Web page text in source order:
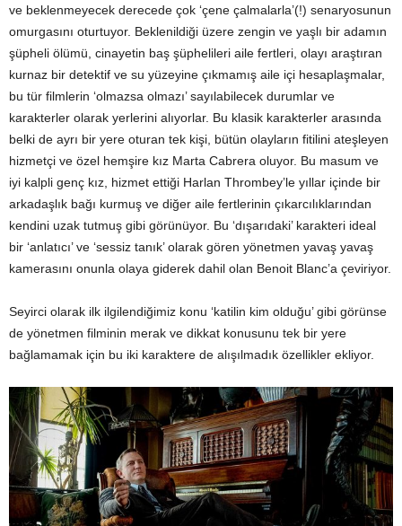
ve beklenmeyecek derecede çok ‘çene çalmalarla’(!) senaryosunun
omurgasını oturtuyor. Beklenildiği üzere zengin ve yaşlı bir adamın
şüpheli ölümü, cinayetin baş şüphelileri aile fertleri, olayı araştıran
kurnaz bir detektif ve su yüzeyine çıkmamış aile içi hesaplaşmalar,
bu tür filmlerin ‘olmazsa olmazı’ sayılabilecek durumlar ve
karakterler olarak yerlerini alıyorlar. Bu klasik karakterler arasında
belki de ayrı bir yere oturan tek kişi, bütün olayların fitilini ateşleyen
hizmetçi ve özel hemşire kız Marta Cabrera oluyor. Bu masum ve
iyi kalpli genç kız, hizmet ettiği Harlan Thrombey’le yıllar içinde bir
arkadaşlık bağı kurmuş ve diğer aile fertlerinin çıkarcılıklarından
kendini uzak tutmuş gibi görünüyor. Bu ‘dışarıdaki’ karakteri ideal
bir ‘anlatıcı’ ve ‘sessiz tanık’ olarak gören yönetmen yavaş yavaş
kamerasını onunla olaya giderek dahil olan Benoit Blanc’a çeviriyor.
Seyirci olarak ilk ilgilendiğimiz konu ‘katilin kim olduğu’ gibi görünse
de yönetmen filminin merak ve dikkat konusunu tek bir yere
bağlamamak için bu iki karaktere de alışılmadık özellikler ekliyor.